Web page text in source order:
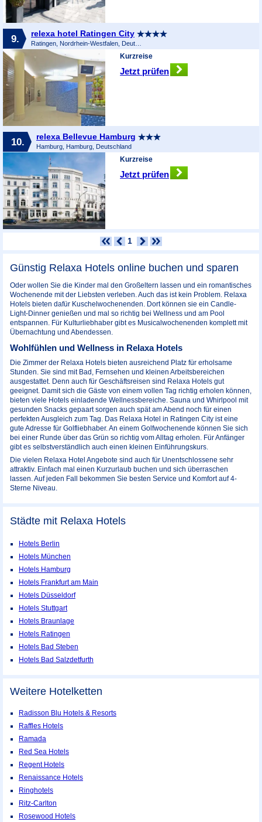
9. relexa hotel Ratingen City
Ratingen, Nordrhein-Westfalen, Deutschland
Kurzreise
Jetzt prüfen
10. relexa Bellevue Hamburg
Hamburg, Hamburg, Deutschland
Kurzreise
Jetzt prüfen
1
Günstig Relaxa Hotels online buchen und sparen
Oder wollen Sie die Kinder mal den Großeltern lassen und ein romantisches
Wochenende mit der Liebsten verleben. Auch das ist kein Problem. Relaxa
Hotels bieten dafür Kuschelwochenenden. Dort können sie ein Candle-
Light-Dinner genießen und mal so richtig bei Wellness und am Pool
entspannen. Für Kulturliebhaber gibt es Musicalwochenenden komplett mit
Übernachtung und Abendessen.
Wohlfühlen und Wellness in Relaxa Hotels
Die Zimmer der Relaxa Hotels bieten ausreichend Platz für erholsame
Stunden. Sie sind mit Bad, Fernsehen und kleinen Arbeitsbereichen
ausgestattet. Denn auch für Geschäftsreisen sind Relaxa Hotels gut
geeignet. Damit sich die Gäste von einem vollen Tag richtig erholen können,
bieten viele Hotels einladende Wellnessbereiche. Sauna und Whirlpool mit
gesunden Snacks gepaart sorgen auch spät am Abend noch für einen
perfekten Ausgleich zum Tag. Das Relaxa Hotel in Ratingen City ist eine
gute Adresse für Golfliebhaber. An einem Golfwochenende können Sie sich
bei einer Runde über das Grün so richtig vom Alltag erholen. Für Anfänger
gibt es selbstverständlich auch einen kleinen Einführungskurs.
Die vielen Relaxa Hotel Angebote sind auch für Unentschlossene sehr
attraktiv. Einfach mal einen Kurzurlaub buchen und sich überraschen
lassen. Auf jeden Fall bekommen Sie besten Service und Komfort auf 4-
Sterne Niveau.
Städte mit Relaxa Hotels
Hotels Berlin
Hotels München
Hotels Hamburg
Hotels Frankfurt am Main
Hotels Düsseldorf
Hotels Stuttgart
Hotels Braunlage
Hotels Ratingen
Hotels Bad Steben
Hotels Bad Salzdetfurth
Weitere Hotelketten
Radisson Blu Hotels & Resorts
Raffles Hotels
Ramada
Red Sea Hotels
Regent Hotels
Renaissance Hotels
Ringhotels
Ritz-Carlton
Rosewood Hotels